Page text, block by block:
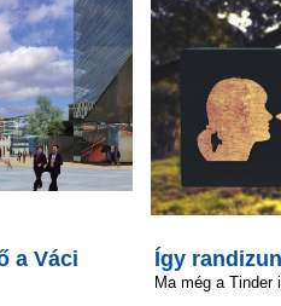
a Váci
Így
Ma még a Tinder